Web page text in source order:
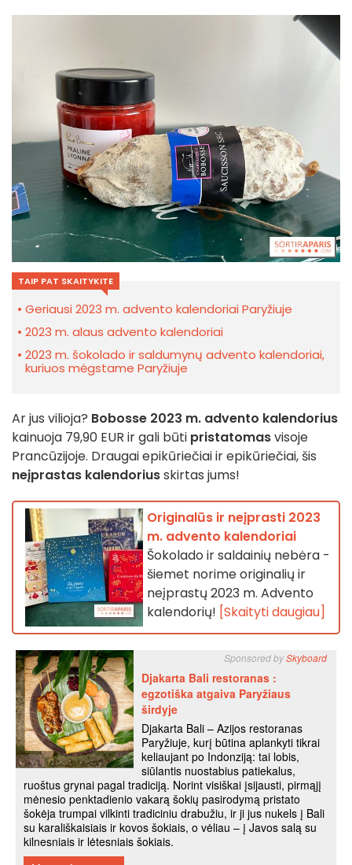
TAIP PAT SKAITYKITE
Geriausi 2023 m. advento kalendoriai Paryžiuje
2023 m. alaus advento kalendoriai
2023 m. šokolado ir saldumynų advento kalendoriai,
kuriuos mėgstame Paryžiuje
Ar jus vilioja? Bobosse 2023 m. advento kalendorius
kainuoja 79,90 EUR ir gali būti pristatomasvisoje
Prancūzijoje. Draugai epikūriečiai ir epikūriečiai, šis
neįprastas kalendoriusskirtas jums!
Originalūs ir neįprasti 2023
m. advento kalendoriai
Šokolado ir saldainių nebėra -
šiemet norime originalių ir
neįprastų 2023 m. Advento
kalendorių! [Skaityti daugiau]